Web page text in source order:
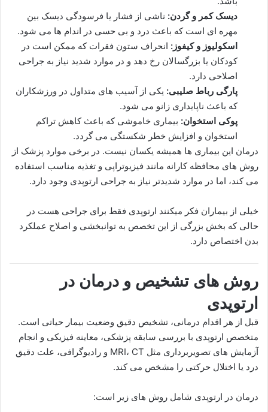
دیسک کمر و گردن: ناشی از فشار یا فرسودگی دیسک بین
مهره ای است که باعث درد و بی حسی در اندام ها می شود.
اسکولیوز و کیفوز: انحراف ستون فقرات که ممکن است در
کودکان یا بزرگسالان رخ دهد و در موارد شدید نیاز به جراحی
اصلاحی دارد.
پارگی رباط صلیبی: یکی از آسیب های متداول در ورزشکاران
که باعث ناپایداری زانو می شود.
پوکی استخوان: بیماری خاموشی که باعث کاهش تراکم
استخوان و افزایش خطر شکستگی می گردد.
درمان این بیماری ها همیشه یکسان نیست. در برخی موارد پزشک از
روش های محافظه کارانه مانند فیزیوتراپی و تغذیه مناسب استفاده
می کند، اما در موارد شدیدتر نیاز به جراحی ارتوپدی وجود دارد.
خیلی از بیماران فکر میکنند ارتوپدی فقط برای جراحی هست در
حالی که بخش بزرگی از این تخصص به توانبخشی و اصلاح عملکرد
بدن اختصاص دارد.
روش های تشخیص و درمان در
ارتوپدی
قبل از هر اقدام درمانی، تشخیص دقیق وضعیت بیمار حیاتی است.
متخصص ارتوپدی با بررسی سابقه پزشکی، معاینه فیزیکی و انجام
آزمایش های تصویربرداری مثل MRI، CT و رادیوگرافی، علت دقیق
درد یا اختلال حرکتی را مشخص می کند.
درمان در ارتوپدی شامل روش های زیر است: